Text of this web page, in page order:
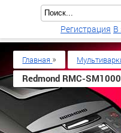
Главная »
Redmond RMC-SM1000
Регистрация В